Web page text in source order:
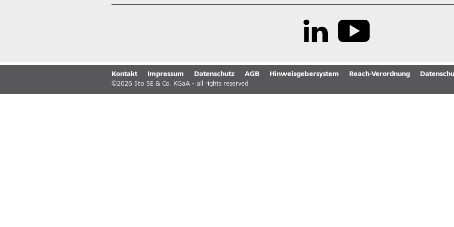
Kontakt Impressum Datenschutz AGB Hinweisgebersystem Reach-Verordnung
©2026 Sto SE & Co. KGaA - all rights reserved